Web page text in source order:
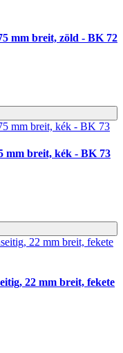
mm breit, zöld - BK 72
mm breit, kék - BK 73
22 mm breit, fekete